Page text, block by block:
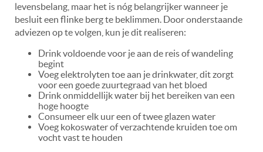
levensbelang, maar het is nóg belangrijker wanneer je
besluit een flinke berg te beklimmen. Door onderstaande
adviezen op te volgen, kun je dit realiseren:
Drink voldoende voor je aan de reis of wandeling
begint
Voeg elektrolyten toe aan je drinkwater, dit zorgt
voor een goede zuurtegraad van het bloed
Drink onmiddellijk water bij het bereiken van een
hoge hoogte
Consumeer elk uur een of twee glazen water
Voeg kokoswater of verzachtende kruiden toe om
vocht vast te houden